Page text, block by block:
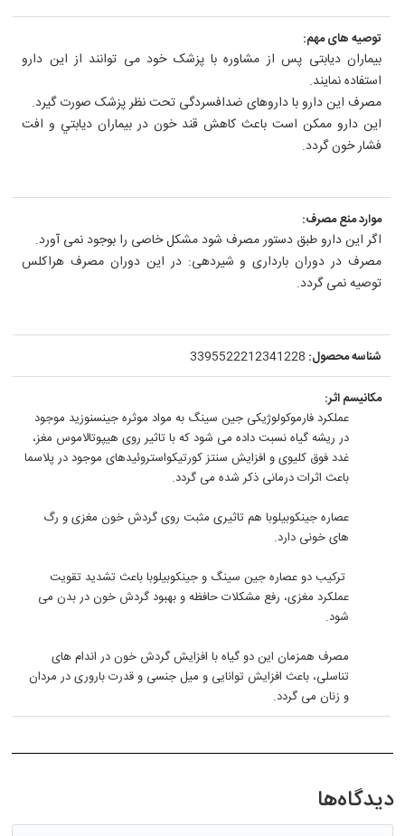
توصیه های مهم:
بیماران دیابتی پس از مشاوره با پزشک خود می توانند از این دارو
استفاده نمایند.
مصرف این دارو با داروهای ضدافسردگی تحت نظر پزشک صورت گیرد.
این دارو ممکن است باعث کاهش قند خون در بيماران ديابتي و افت
فشار خون گردد.
موارد منع مصرف:
اگر این دارو طبق دستور مصرف شود مشکل خاصی را بوجود نمی آورد.
مصرف در دوران بارداری و شیردهی: در این دوران مصرف هراکلس
توصیه نمی گردد.
شناسه محصول: 3395522212341228
مکانیسم اثر:
عملکرد فارموکولوژیکی جین سینگ به مواد موثره جینسنوزید موجود
در ریشه گیاه نسبت داده می شود که با تاثیر روی هیپوتالاموس مغز،
غدد فوق کلیوی و افزایش سنتز کورتیکواستروئیدهای موجود در پلاسما
باعث اثرات درمانی ذکر شده می گردد.
عصاره جینکوبیلوبا هم تاثیری مثبت روی گردش خون مغزی و رگ
های خونی دارد.
ترکیب دو عصاره جین سینگ و جینکوبیلوبا باعث تشدید تقویت
عملکرد مغزی، رفع مشکلات حافظه و بهبود گردش خون در بدن می
شود.
مصرف همزمان این دو گیاه با افزایش گردش خون در اندام های
تناسلی، باعث افزایش توانایی و میل جنسی و قدرت باروری در مردان
و زنان می گردد.
دیدگاه‌ها